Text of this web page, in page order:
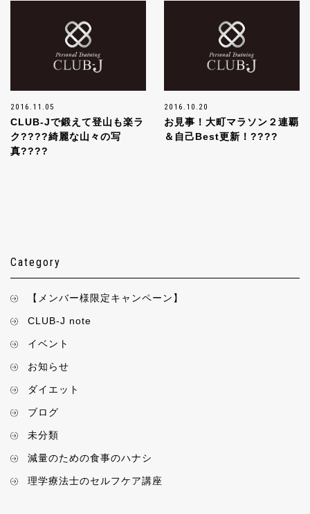
2016.11.05
CLUB-Jで鍛えて登山も楽ラ
ク????綺麗な山々の写
真????
2016.10.20
お見事！大町マラソン２連覇
＆自己Best更新！????
Category
【メンバー様限定キャンペーン】
CLUB-J note
イベント
お知らせ
ダイエット
ブログ
未分類
減量のための食事のハナシ
理学療法士のセルフケア講座